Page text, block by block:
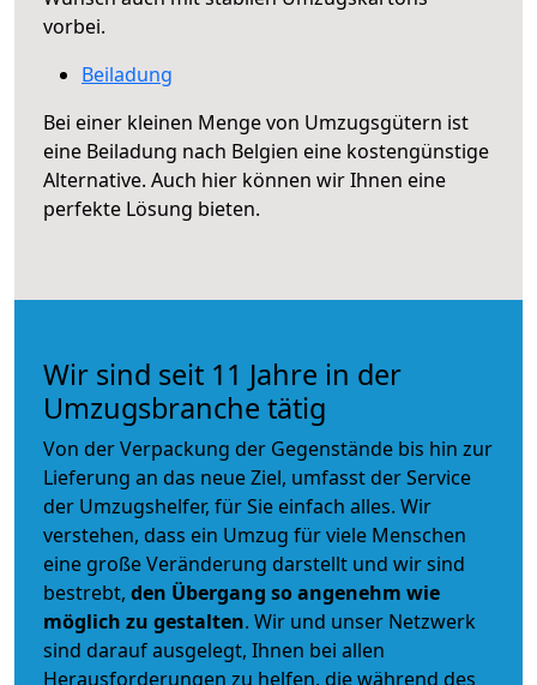
vorbei.
Beiladung
Bei einer kleinen Menge von Umzugsgütern ist
eine Beiladung nach Belgien eine kostengünstige
Alternative. Auch hier können wir Ihnen eine
perfekte Lösung bieten.
Wir sind seit 11 Jahre in der
Umzugsbranche tätig
Von der Verpackung der Gegenstände bis hin zur
Lieferung an das neue Ziel, umfasst der Service
der Umzugshelfer, für Sie einfach alles. Wir
verstehen, dass ein Umzug für viele Menschen
eine große Veränderung darstellt und wir sind
bestrebt, den Übergang so angenehm wie
möglich zu gestalten. Wir und unser Netzwerk
sind darauf ausgelegt, Ihnen bei allen
Herausforderungen zu helfen, die während des